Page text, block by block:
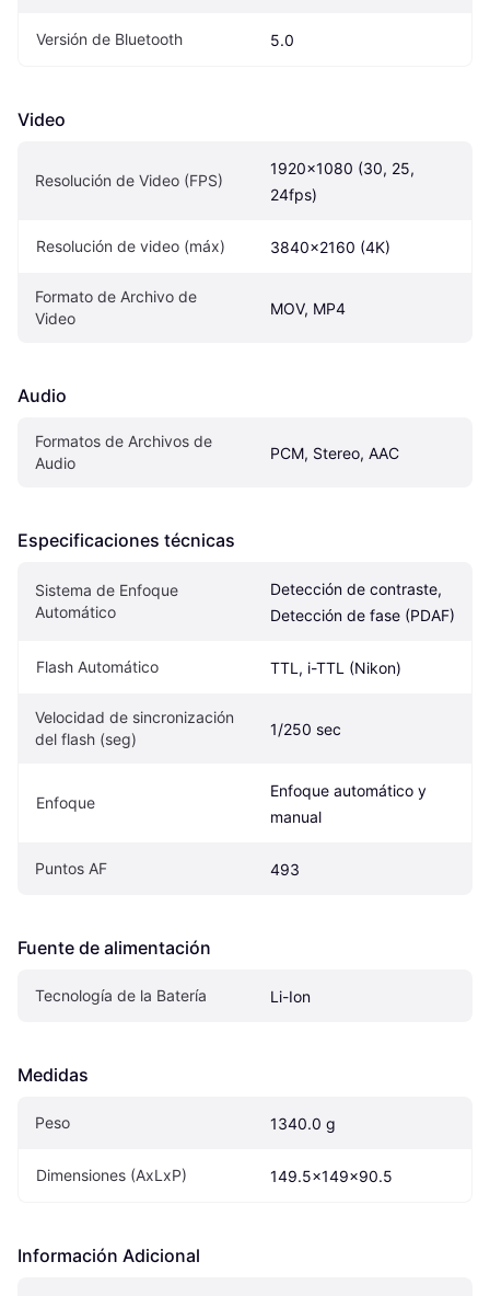
Versión de Bluetooth 5.0
Video
Resolución de Video (FPS)
1920x1080 (30, 25,
24fps)
Resolución de video (máx) 3840x2160 (4K)
Formato de Archivo de
Video
MOV, MP4
Audio
Formatos de Archivos de
Audio
PCM, Stereo, AAC
Especificaciones técnicas
Sistema de Enfoque
Automático
Detección de contraste,
Detección de fase (PDAF)
Flash Automático TTL, i-TTL (Nikon)
Velocidad de sincronización
del flash (seg)
1/250 sec
Enfoque
Enfoque automático y
manual
Puntos AF 493
Fuente de alimentación
Tecnología de la Batería Li-Ion
Medidas
Peso 1340.0 g
Dimensiones (AxLxP) 149.5x149x90.5
Información Adicional